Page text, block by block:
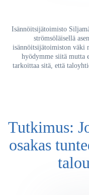
Isännöitsijätoimisto
strömsöläisellä
isännöitsijätoimiston väki
hyödymme siitä mutta
tarkoittaa sitä, että
Tutkimus:
osakas